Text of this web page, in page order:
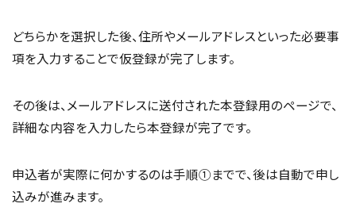
どちらかを選択した後、住所やメールアドレスといった必要事
項を入力することで仮登録が完了します。
その後は、メールアドレスに送付された本登録用のページで、
詳細な内容を入力したら本登録が完了です。
申込者が実際に何かするのは手順①までで、後は自動で申し
込みが進みます。